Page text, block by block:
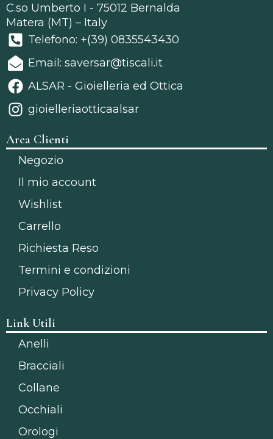
C.so Umberto I - 75012 Bernalda
Matera (MT) – Italy
Telefono: +(39) 0835543430
Email: saversar@tiscali.it
ALSAR - Gioielleria ed Ottica
gioielleriaotticaalsar
Area Clienti
Negozio
Il mio account
Wishlist
Carrello
Richiesta Reso
Termini e condizioni
Privacy Policy
Link Utili
Anelli
Bracciali
Collane
Occhiali
Orologi